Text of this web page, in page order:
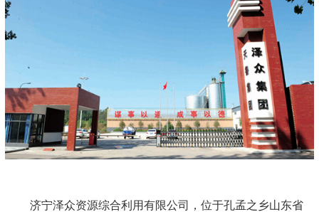
济宁泽众资源综合利用有限公司，位于孔孟之乡山东省